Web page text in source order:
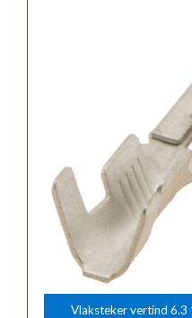
Vlaksteker vertind 6.3